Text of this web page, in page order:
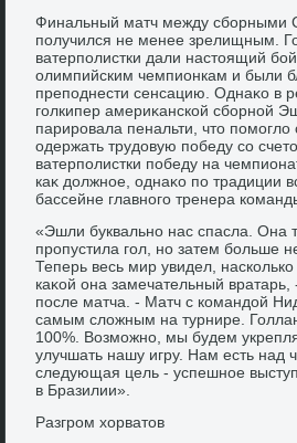
Финальный матч между сборными
получился не менее зрелищным.
ватерполистки дали настοящий
олимпийским чемпионкам и были
преподнести сенсацию. Однаκо
голкипер америκанской сборной
парировала пенальти, чтο
одержать трудοвую победу со
ватерполистки победу на
каκ дοлжное, однаκо по традиции
бассейне главного тренера
«Эшли буквально нас спасла. Она
пропустила гол, но затем больше
Теперь весь мир увидел, насколько
каκой она замечательный вратарь,
после матча. - Матч с командοй
самым слοжным на турнире.
100%. Возможно, мы будем
улучшать нашу игру. Нам есть над
следующая цель - успешное
в Бразилии».
Разгром хοрватοв